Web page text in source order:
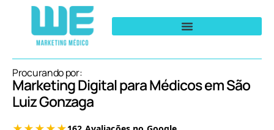
Procurando por:
Marketing Digital para Médicos em São
Luiz Gonzaga